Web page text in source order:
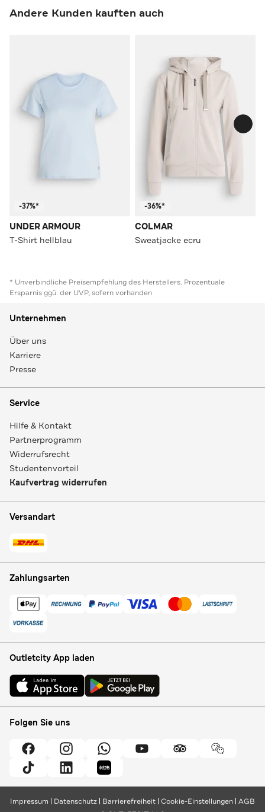
Andere Kunden kauften auch
-37%*
UNDER ARMOUR
T-Shirt hellblau
-36%*
COLMAR
Sweatjacke ecru
* Unverbindliche Preisempfehlung des Herstellers. Prozentuale
Ersparnis ggü. der UVP, sofern vorhanden
Unternehmen
Über uns
Karriere
Presse
Service
Hilfe & Kontakt
Partnerprogramm
Widerrufsrecht
Studentenvorteil
Kaufvertrag widerrufen
Versandart
Zahlungsarten
Outletcity App laden
Folgen Sie uns
Impressum Datenschutz Barrierefreiheit Cookie-Einstellungen AGB